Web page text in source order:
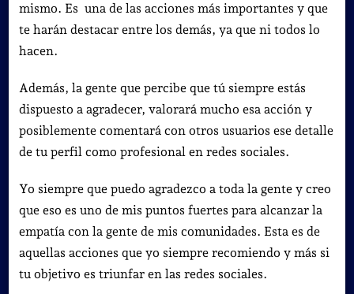
mismo. Es una de las acciones más importantes y que
te harán destacar entre los demás, ya que ni todos lo
hacen.
Además, la gente que percibe que tú siempre estás
dispuesto a agradecer, valorará mucho esa acción y
posiblemente comentará con otros usuarios ese detalle
de tu perfil como profesional en redes sociales.
Yo siempre que puedo agradezco a toda la gente y creo
que eso es uno de mis puntos fuertes para alcanzar la
empatía con la gente de mis comunidades. Esta es de
aquellas acciones que yo siempre recomiendo y más si
tu objetivo es triunfar en las redes sociales.